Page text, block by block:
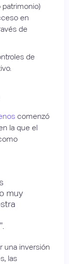
en
de
de
comenzó
la que el
muy
una inversión
las